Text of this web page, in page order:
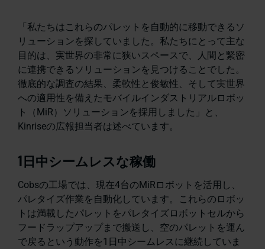
「私たちはこれらのパレットを自動的に移動できるソ
リューションを探していました。私たちにとって主な
目的は、実世界の非常に狭いスペースで、人間と緊密
に連携できるソリューションを見つけることでした。
徹底的な調査の結果、柔軟性と俊敏性、そして実世界
への適用性を備えたモバイルインダストリアルロボッ
ト（MiR）ソリューションを採用しました」と、
Kinriseの広報担当者は述べています。
1日中シームレスな稼働
Cobsの工場では、現在4台のMiRロボットを活用し、
パレタイズ作業を自動化しています。これらのロボッ
トは満載したパレットをパレタイズロボットセルから
フードラップアップまで搬送し、空のパレットを運ん
で戻るという動作を1日中シームレスに継続していま